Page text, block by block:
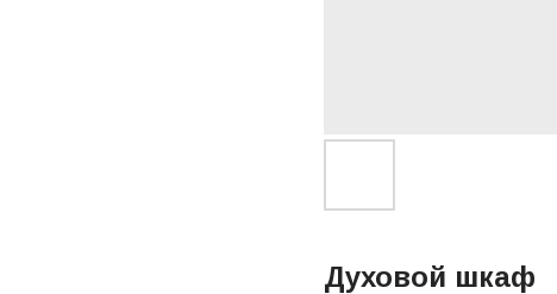
Духовой шкаф